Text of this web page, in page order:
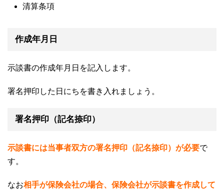
清算条項
作成年月日
示談書の作成年月日を記入します。
署名押印した日にちを書き入れましょう。
署名押印（記名捺印）
示談書には当事者双方の署名押印（記名捺印）が必要で
す。
なお相手が保険会社の場合、保険会社が示談書を作成して